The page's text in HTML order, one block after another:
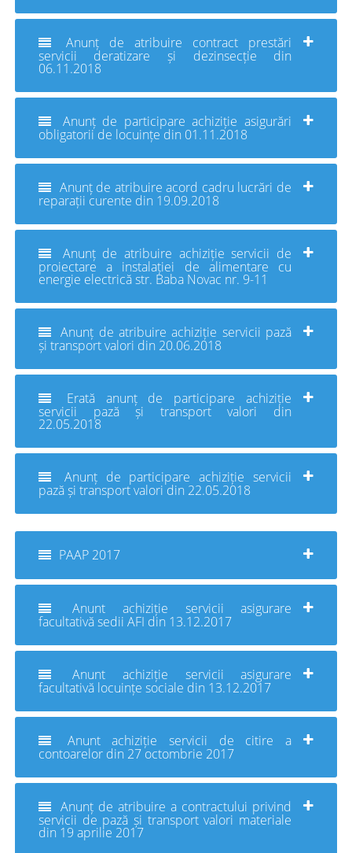
Anunț de atribuire contract prestări
servicii deratizare și dezinsecție din
06.11.2018
Anunț de participare achiziție asigurări
obligatorii de locuințe din 01.11.2018
Anunț de atribuire acord cadru lucrări de
reparații curente din 19.09.2018
Anunț de atribuire achiziție servicii de
proiectare a instalației de alimentare cu
energie electrică str. Baba Novac nr. 9-11
Anunț de atribuire achiziție servicii pază
și transport valori din 20.06.2018
Erată anunț de participare achiziție
servicii pază și transport valori din
22.05.2018
Anunț de participare achiziție servicii
pază și transport valori din 22.05.2018
PAAP 2017
Anunt achiziție servicii asigurare
facultativă sedii AFI din 13.12.2017
Anunt achiziție servicii asigurare
facultativă locuințe sociale din 13.12.2017
Anunt achiziție servicii de citire a
contoarelor din 27 octombrie 2017
Anunț de atribuire a contractului privind
servicii de pază și transport valori materiale
din 19 aprilie 2017